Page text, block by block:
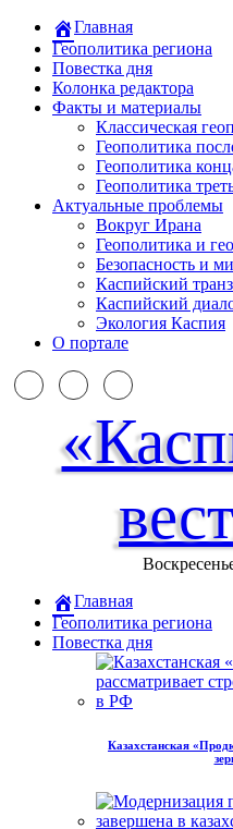
Главная
Геополитика региона
Повестка дня
Колонка редактора
Факты и материалы
Классическая
Геополитика
Геополитика
Геополитика
Актуальные проблемы
Вокруг Ирана
Геополитика и
Безопасность и
Каспийский
Каспийский
Экология Каспия
О портале
Главная
Геополитика региона
Повестка дня
Казахстанская